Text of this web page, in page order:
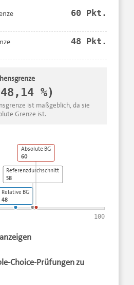
60 Pkt.
48 Pkt.
%)
ist maßgeblich, da sie
Grenze ist.
Relative BG
48
Referenzdurchschnitt
58
Absolute BG
60
100
Choice-Prüfungen zu